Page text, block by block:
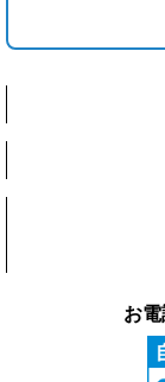
お